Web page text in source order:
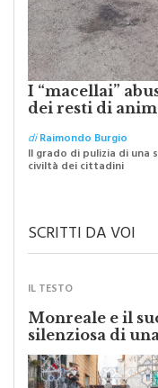
I “macellai”
dei resti di
diRaimondo Burgio
SCRITTI DA VOI
IL TESTO
Monreale e il
silenziosa di